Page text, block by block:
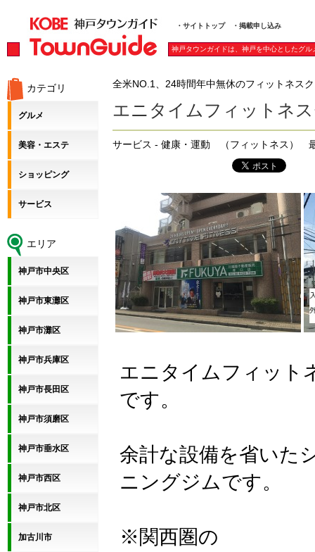
・サイトトップ ・掲載申し込み
神戸タウンガイドは、神戸を中心としたグ
カテゴリ
グルメ
美容・エステ
ショッピング
サービス
エリア
神戸市中央区
神戸市東灘区
神戸市灘区
神戸市兵庫区
神戸市長田区
神戸市須磨区
神戸市垂水区
神戸市西区
神戸市北区
加古川市
全米NO.1、24時間年中無休のフィットネス
エニタイムフィットネ
サービス - 健康・運動 （フィットネス）
エニタイムフィット
です。
余計な設備を省いた
ニングジムです。
※関西圏の